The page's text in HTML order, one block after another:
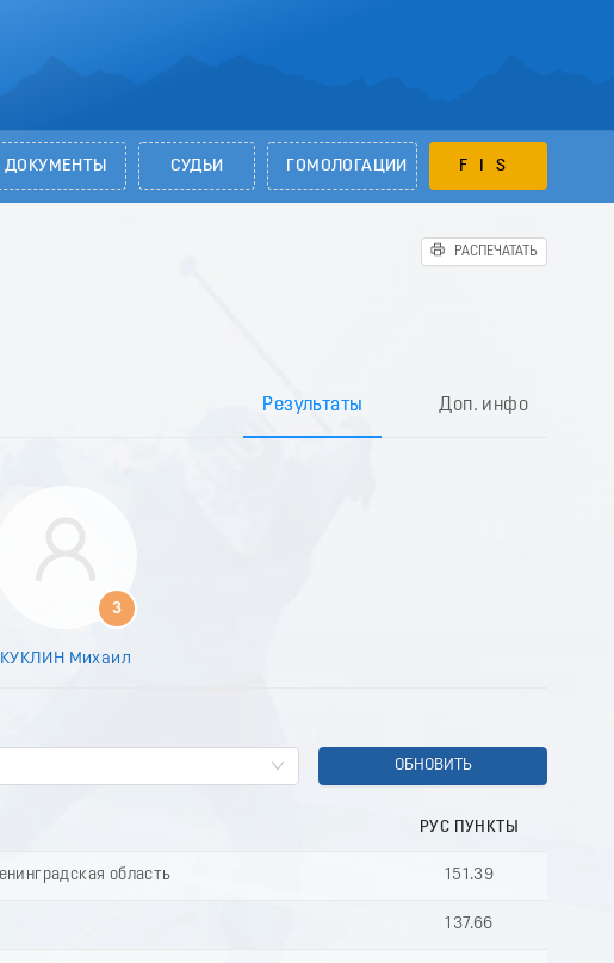
ДОКУМЕНТЫ СУДЬИ ГОМОЛОГАЦИИ FIS
РАСПЕЧАТАТЬ
Результаты Доп. инфо
3
КУКЛИН Михаил
ОБНОВИТЬ
РУС ПУНКТЫ
область 151.39
137.66